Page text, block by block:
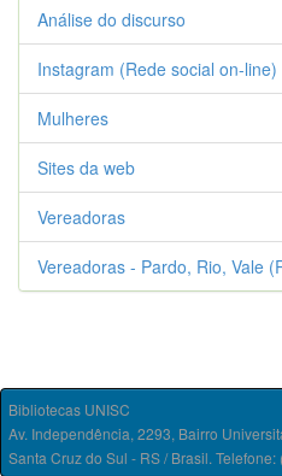
Análise do discurso
Instagram (Rede social on-line)
Mulheres
Sites da web
Vereadoras
Vereadoras - Pardo, Rio, Vale
Bibliotecas UNISC
Av. Independência, 2293, Bairro
Santa Cruz do Sul - RS / Brasil.